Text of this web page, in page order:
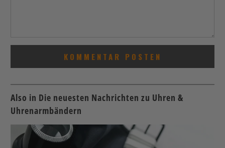
Also in Die neuesten Nachrichten zu Uhren &
Uhrenarmbändern